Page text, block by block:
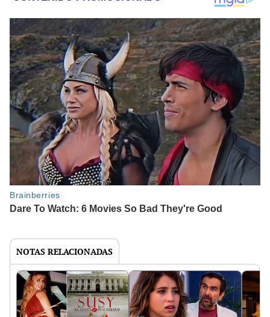
NOTAS RELACIONADAS